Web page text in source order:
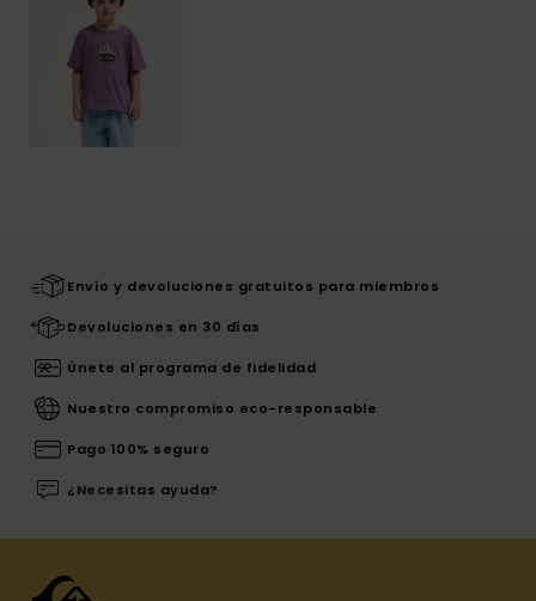
Envío y devoluciones gratuitos para miembros
Devoluciones en 30 días
Únete al programa de fidelidad
Nuestro compromiso eco-responsable
Pago 100% seguro
¿Necesitas ayuda?